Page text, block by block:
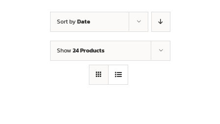
Sort byDate
Show24 Products